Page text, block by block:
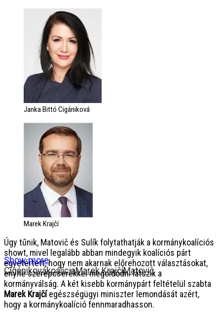
Janka Bittó Cigániková
Marek Krajčí
Úgy tűnik, Matovič és Sulík folytathatják a kormánykoalíciós
showt, mivel legalább abban mindegyik koalíciós párt
egyetértett, hogy nem akarnak előrehozott választásokat,
enyhe szerepcserékkel megoldódni látszik a
kormányválság. A két kisebb kormánypárt feltételül szabta
Marek Krajčíegészségügyi miniszter lemondását azért,
hogy a kormánykoalíció fennmaradhasson.
Show more
CigánikovákoaliciaMarek KrajčíMatovič